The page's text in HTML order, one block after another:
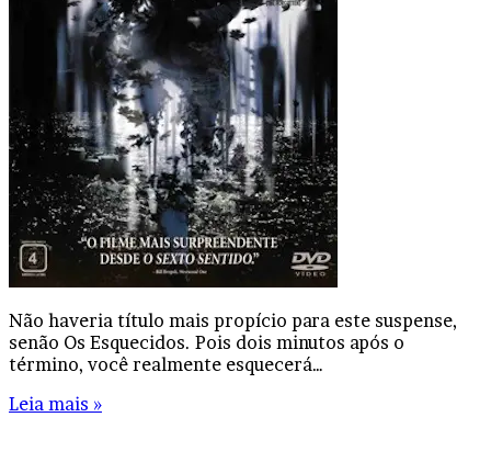
Não haveria título mais propício para este suspense,
senão Os Esquecidos. Pois dois minutos após o
término, você realmente esquecerá…
Leia mais »